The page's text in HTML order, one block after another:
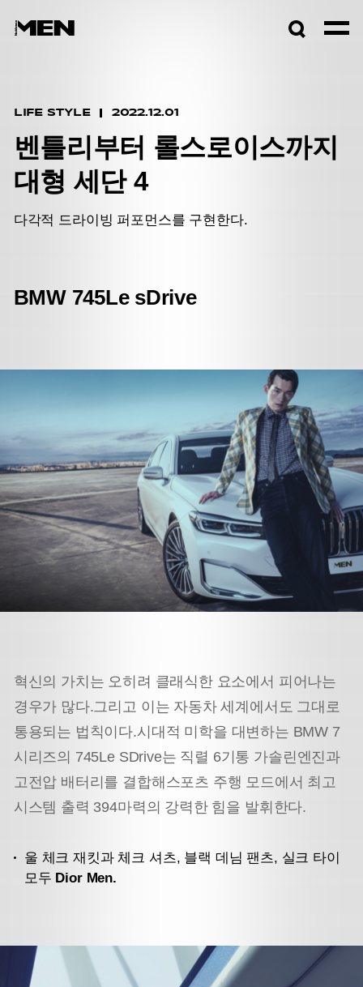
LIFE STYLE 2022.12.01
벤틀리부터 롤스로이스까지
대형 세단 4
다각적 드라이빙 퍼포먼스를 구현한다.
BMW 745Le sDrive
혁신의 가치는 오히려 클래식한 요소에서 피어나는
경우가 많다.그리고 이는 자동차 세계에서도 그대로
통용되는 법칙이다.시대적 미학을 대변하는 BMW 7
시리즈의 745Le SDrive는 직렬 6기통 가솔린엔진과
고전압 배터리를 결합해 스포츠 주행 모드에서 최고
시스템 출력 394마력의 강력한 힘을 발휘한다.
울 체크 재킷과 체크 셔츠, 블랙 데님 팬츠, 실크 타이
모두 Dior Men.